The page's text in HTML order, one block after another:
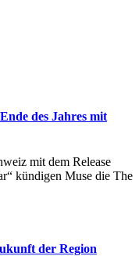
des Jahres mit
mit dem Release
kündigen Muse die The
der Region